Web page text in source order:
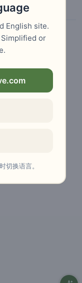
English site.
or
切换语言。